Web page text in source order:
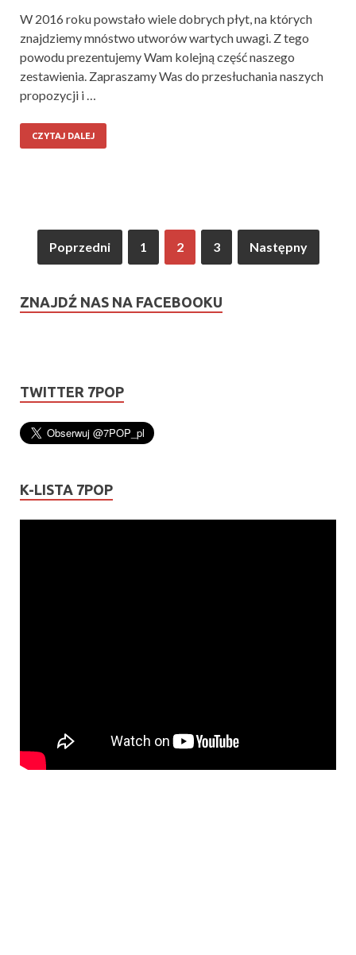
W 2016 roku powstało wiele dobrych płyt, na których
znajdziemy mnóstwo utworów wartych uwagi. Z tego
powodu prezentujemy Wam kolejną część naszego
zestawienia. Zapraszamy Was do przesłuchania naszych
propozycji i …
CZYTAJ DALEJ
Poprzedni 1 2 3 Następny
ZNAJDŹ NAS NA FACEBOOKU
TWITTER 7POP
K-LISTA 7POP